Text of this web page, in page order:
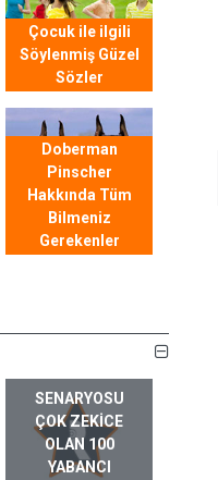
Çocuk ile ilgili
Söylenmiş Güzel
Sözler
Doberman
Pinscher
Hakkında Tüm
Bilmeniz
Gerekenler
SENARYOSU
ÇOK ZEKICE
OLAN 100
YABANCI